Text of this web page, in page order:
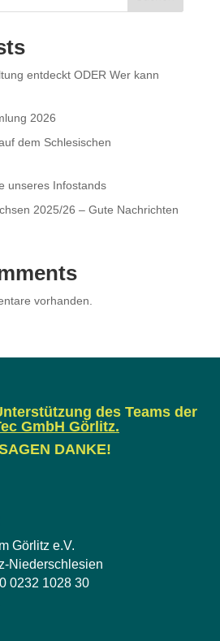
entdeckt ODER Wer kann
2026
dem Schlesischen
unseres Infostands
2025/26 – Gute Nachrichten
vorhanden.
des Teams der
GmbH Görlitz.
DANKE!
Görlitz e.V.
Niederschlesien
0232 1028 30